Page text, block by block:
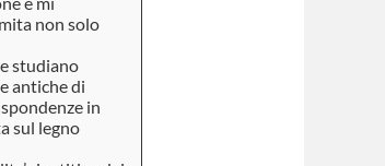
non solo
studiano
antiche di
in
sul legno